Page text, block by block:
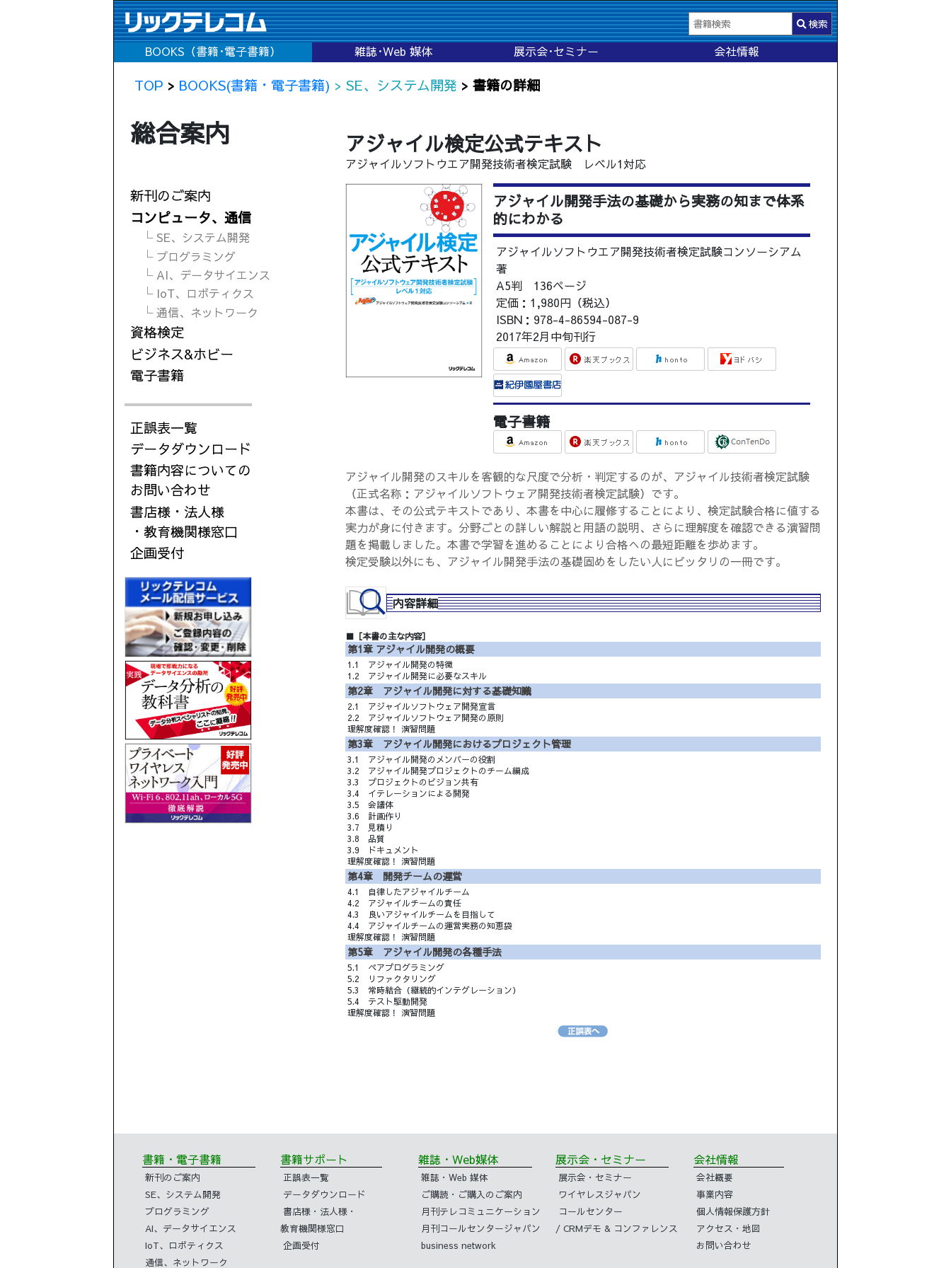
検索
BOOKS（書籍･電子書籍） 雑誌･Web 媒体 展示会･セミナー 会社情報
TOP > BOOKS(書籍・電子書籍) > SE、システム開発 > 書籍の詳細
総合案内
新刊のご案内
コンピュータ、通信
└ SE、システム開発
└ プログラミング
└ AI、データサイエンス
└ IoT、ロボティクス
└ 通信、ネットワーク
資格検定
ビジネス&ホビー
電子書籍
正誤表一覧
データダウンロード
書籍内容についての
お問い合わせ
書店様・法人様
・教育機関様窓口
企画受付
アジャイル検定公式テキスト
アジャイルソフトウエア開発技術者検定試験 レベル1対応
アジャイル開発手法の基礎から実務の知まで体系
的にわかる
アジャイルソフトウエア開発技術者検定試験コンソーシアム
著
A5判 136ページ
定価：1,980円（税込）
ISBN：978-4-86594-087-9
2017年2月中旬刊行
電子書籍
アジャイル開発のスキルを客観的な尺度で分析・判定するのが、アジャイル技術者検定試験
（正式名称：アジャイルソフトウェア開発技術者検定試験）です。
本書は、その公式テキストであり、本書を中心に履修することにより、検定試験合格に値する
実力が身に付きます。分野ごとの詳しい解説と用語の説明、さらに理解度を確認できる演習問
題を掲載しました。本書で学習を進めることにより合格への最短距離を歩めます。
検定受験以外にも、アジャイル開発手法の基礎固めをしたい人にピッタリの一冊です。
内容詳細
■［本書の主な内容］
第1章 アジャイル開発の概要
1.1 アジャイル開発の特徴
1.2 アジャイル開発に必要なスキル
第2章 アジャイル開発に対する基礎知識
2.1 アジャイルソフトウェア開発宣言
2.2 アジャイルソフトウェア開発の原則
理解度確認！ 演習問題
第3章 アジャイル開発におけるプロジェクト管理
3.1 アジャイル開発のメンバーの役割
3.2 アジャイル開発プロジェクトのチーム編成
3.3 プロジェクトのビジョン共有
3.4 イテレーションによる開発
3.5 会議体
3.6 計画作り
3.7 見積り
3.8 品質
3.9 ドキュメント
理解度確認！ 演習問題
第4章 開発チームの運営
4.1 自律したアジャイルチーム
4.2 アジャイルチームの責任
4.3 良いアジャイルチームを目指して
4.4 アジャイルチームの運営実務の知恵袋
理解度確認！ 演習問題
第5章 アジャイル開発の各種手法
5.1 ペアプログラミング
5.2 リファクタリング
5.3 常時結合（継続的インテグレーション）
5.4 テスト駆動開発
理解度確認！ 演習問題
書籍・電子書籍
新刊のご案内
SE、システム開発
プログラミング
AI、データサイエンス
IoT、ロボティクス
通信、ネットワーク
書籍サポート
正誤表一覧
データダウンロード
書店様・法人様・
教育機関様窓口
企画受付
雑誌・Web媒体
雑誌・Web 媒体
ご購読・ご購入のご案内
月刊テレコミュニケーション
月刊コールセンタージャパン
business network
展示会・セミナー
展示会・セミナー
ワイヤレスジャパン
コールセンター
/ CRMデモ & コンファレンス
会社情報
会社概要
事業内容
個人情報保護方針
アクセス・地図
お問い合わせ